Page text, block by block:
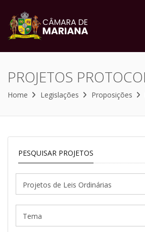
PROJETOS
Home Legislações Proposições
PESQUISAR PROJETOS